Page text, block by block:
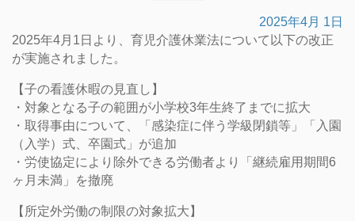
2025年4月 1日
2025年4月1日より、育児介護休業法について以下の改正
が実施されました。
【子の看護休暇の見直し】
・対象となる子の範囲が小学校3年生終了までに拡大
・取得事由について、「感染症に伴う学級閉鎖等」「入園
（入学）式、卒園式」が追加
・労使協定により除外できる労働者より「継続雇用期間6
ヶ月未満」を撤廃
【所定外労働の制限の対象拡大】